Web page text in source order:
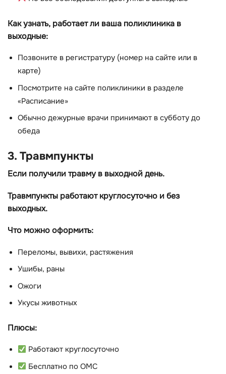
Как узнать, работает ли ваша поликлиника в
выходные:
Позвоните в регистратуру (номер на сайте или в
карте)
Посмотрите на сайте поликлиники в разделе
«Расписание»
Обычно дежурные врачи принимают в субботу до
обеда
3. Травмпункты
Если получили травму в выходной день.
Травмпункты работают круглосуточно и без
выходных.
Что можно оформить:
Переломы, вывихи, растяжения
Ушибы, раны
Ожоги
Укусы животных
Плюсы:
Работают круглосуточно
Бесплатно по ОМС